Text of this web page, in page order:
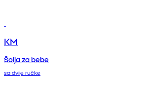
KM
Šolja za bebe
sa dvije ručke